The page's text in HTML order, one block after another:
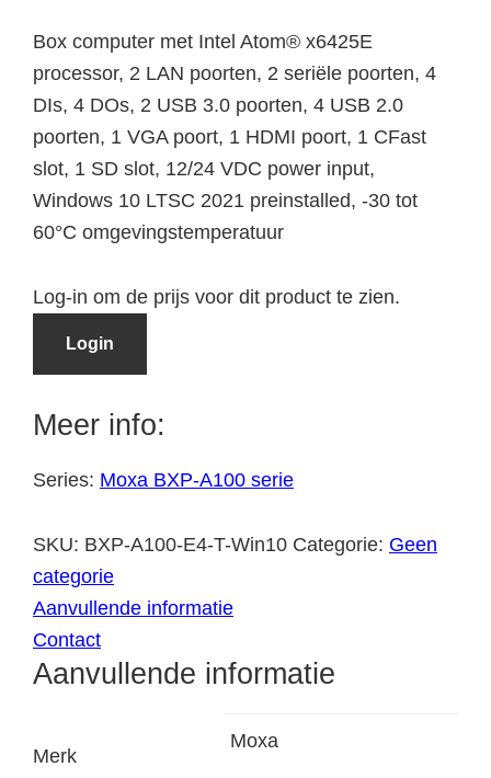
Box computer met Intel Atom® x6425E
processor, 2 LAN poorten, 2 seriële poorten, 4
DIs, 4 DOs, 2 USB 3.0 poorten, 4 USB 2.0
poorten, 1 VGA poort, 1 HDMI poort, 1 CFast
slot, 1 SD slot, 12/24 VDC power input,
Windows 10 LTSC 2021 preinstalled, -30 tot
60°C omgevingstemperatuur
Log-in om de prijs voor dit product te zien.
Login
Meer info:
Series: Moxa BXP-A100 serie
SKU: BXP-A100-E4-T-Win10 Categorie: Geen
categorie
Aanvullende informatie
Contact
Aanvullende informatie
Merk
Moxa